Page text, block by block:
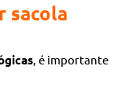
sacola
, é importante